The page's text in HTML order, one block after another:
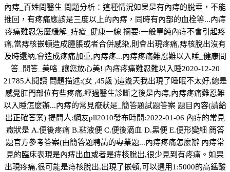
內痔_百姓問醫生 問題分析：這種情況如果是有內痔的脫垂，不能
推回，有疼痛應該是三度以上的內痔，同時有內部的血栓等...內痔
疼痛難忍怎麼緩解_痔瘡_健康一線 摘要:一般單純內痔不會引起疼
痛,當痔核嵌頓造成腫脹或者合併感染,則會出現疼痛,痔核脫出沒有
及時還納,會造成疼痛加重,內痔疼...內痔疼痛難忍難以入睡_健康問
答_問答_美咯_讓您放心美! 內痔疼痛難忍難以入睡2020-12-20
21785人閱讀 問題描述:(女 ,45歲 )這幾天我出現了睡眠不太好,總是
感覺肛門部位有些疼痛,經過醫生診斷之後是內痔,內痔疼痛難忍難
以入睡怎麼辦...內痔的常見癥狀是_簡答題試題答案 題目內容(請給
出正確答案) 提問人:網友pll2010發布時間:2022-01-06 內痔的常見
癥狀是 A.便後疼痛 B.粘液便 C.便後滴血 D.黑便 E.便形變細 簡答
題官方參考答案(由簡答題聘請的專業題...內痔疼痛怎麼辦 內痔常
見的臨床表現是內痔出血或者是痔核脫出,很少見到有疼痛。如果
出現疼痛,很可能是痔核脫出,出現了嵌頓,可以選用1:5000的高錳酸